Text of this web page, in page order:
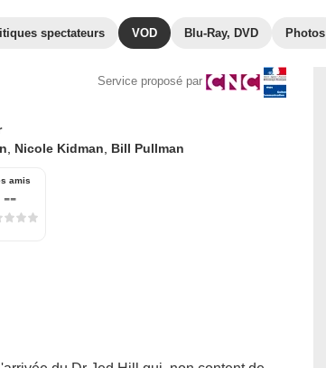
spectateurs VOD Blu-Ray, DVD Photos
Service proposé par
Nicole Kidman Bill Pullman
amis
--